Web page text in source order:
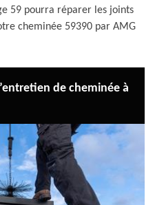
59 pourra réparer les joints
cheminée 59390 par AMG
de cheminée à